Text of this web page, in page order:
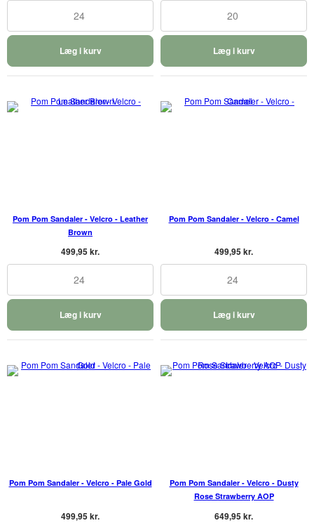
24
Læg i kurv
20
Læg i kurv
Pom Pom Sandaler - Velcro - Leather
Brown
499,95 kr.
24
Læg i kurv
Pom Pom Sandaler - Velcro - Camel
499,95 kr.
24
Læg i kurv
Pom Pom Sandaler - Velcro - Pale Gold
499,95 kr.
Pom Pom Sandaler - Velcro - Dusty
Rose Strawberry AOP
649,95 kr.